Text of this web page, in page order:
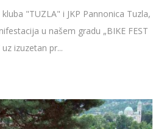
"TUZLA" i JKP Pannonica Tuzla,
u našem gradu „BIKE FEST
izuzetan pr...